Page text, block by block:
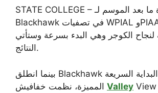
STATE COLLEGE – طوال فترة ما بعد الموسم لـ
Blackhawk في تصفيات WPIAL وPIAA، كانت هناك
الكوجر وهي البدء بسرعة وستأتي
النتائج.
بينما انطلق Blackhawk إلى تلك البداية السريعة
Valley View عودة من